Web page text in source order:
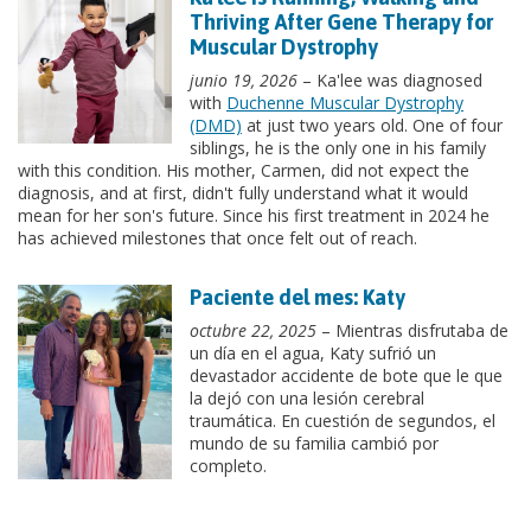
Thriving After Gene Therapy for
Muscular Dystrophy
junio 19, 2026 – Ka'lee was diagnosed
with Duchenne Muscular Dystrophy
(DMD) at just two years old. One of four
siblings, he is the only one in his family
with this condition. His mother, Carmen, did not expect the
diagnosis, and at first, didn't fully understand what it would
mean for her son's future. Since his first treatment in 2024 he
has achieved milestones that once felt out of reach.
Paciente del mes: Katy
octubre 22, 2025 – Mientras disfrutaba de
un día en el agua, Katy sufrió un
devastador accidente de bote que le que
la dejó con una lesión cerebral
traumática. En cuestión de segundos, el
mundo de su familia cambió por
completo.